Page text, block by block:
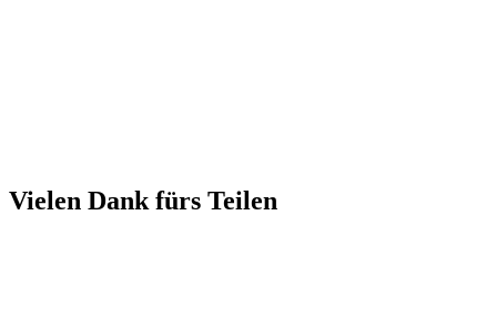
Vielen Dank fürs Teilen